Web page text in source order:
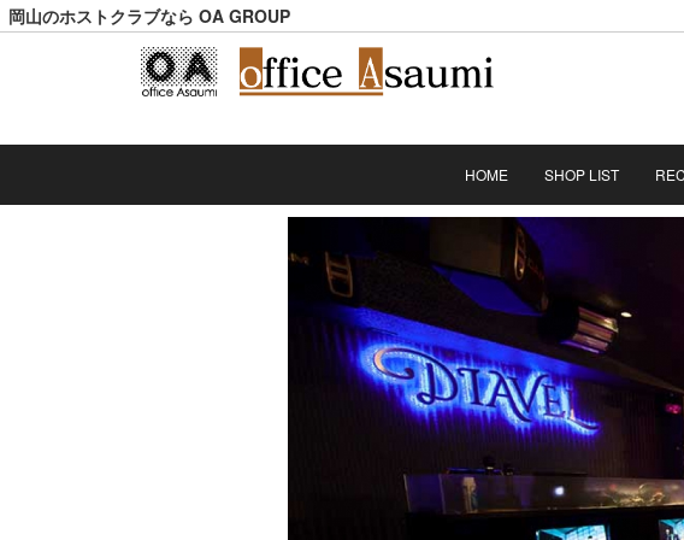
岡山のホストクラブなら OA GROUP
HOME SHOP LIST